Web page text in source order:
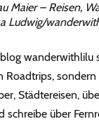
Maier – Reisen,
Ludwig/
wanderwithlilu
Roadtrips, sondern
Städtereisen,
schreibe über